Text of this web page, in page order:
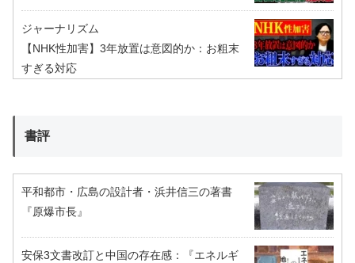
ジャーナリズム
【NHK性加害】3年放置は意図的か：お粗末
すぎる対応
書評
平和都市・広島の設計者・浜井信三の著書
『原爆市長』
安保3文書改訂と中国の存在感：『エネルギ